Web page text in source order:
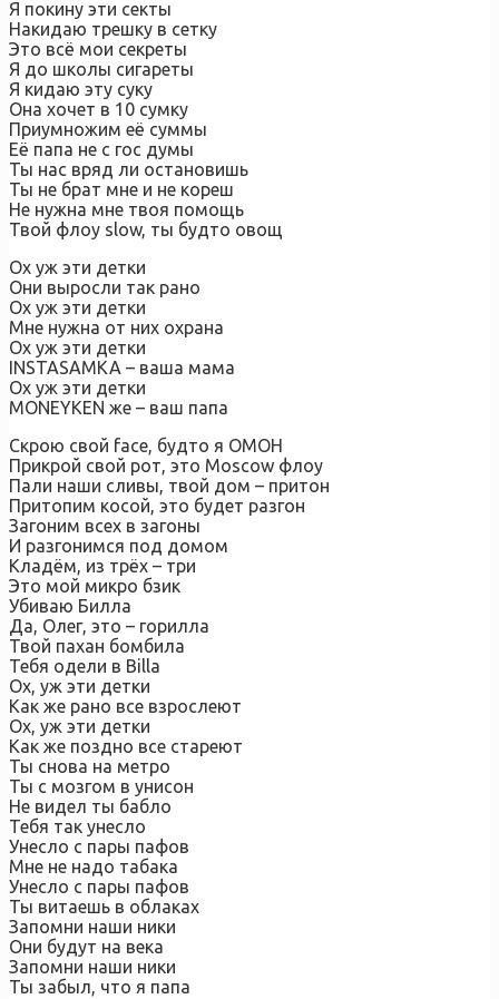
Я покину эти секты
Накидаю трешку в сетку
Это всё мои секреты
Я до школы сигареты
Я кидаю эту суку
Она хочет в 10 сумку
Приумножим её суммы
Её папа не с гос думы
Ты нас вряд ли остановишь
Ты не брат мне и не кореш
Не нужна мне твоя помощь
Твой флоу slow, ты будто овощ
Ох уж эти детки
Они выросли так рано
Ох уж эти детки
Мне нужна от них охрана
Ох уж эти детки
INSTASAMKA – ваша мама
Ох уж эти детки
MONEYKEN же – ваш папа
Скрою свой face, будто я ОМОН
Прикрой свой рот, это Moscow флоу
Пали наши сливы, твой дом – притон
Притопим косой, это будет разгон
Загоним всех в загоны
И разгонимся под домом
Кладём, из трёх – три
Это мой микро бзик
Убиваю Билла
Да, Олег, это – горилла
Твой пахан бомбила
Тебя одели в Billa
Ох, уж эти детки
Как же рано все взрослеют
Ох, уж эти детки
Как же поздно все стареют
Ты снова на метро
Ты с мозгом в унисон
Не видел ты бабло
Тебя так унесло
Унесло с пары пафов
Мне не надо табака
Унесло с пары пафов
Ты витаешь в облаках
Запомни наши ники
Они будут на века
Запомни наши ники
Ты забыл, что я папа